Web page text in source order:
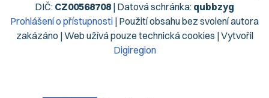
DIČ: CZ00568708 | Datová schránka: qubbzyg
Prohlášení o přístupnosti | Použití obsahu bez svolení autora
zakázáno | Web užívá pouze technická cookies | Vytvořil
Digiregion